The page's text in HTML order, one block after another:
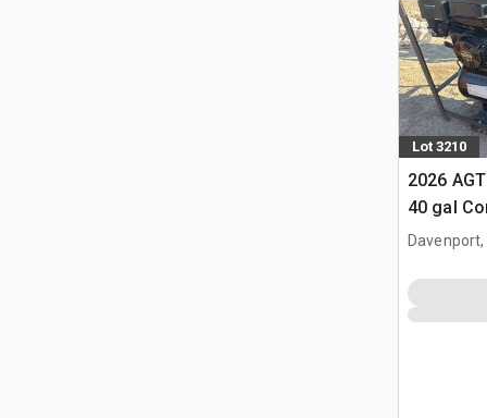
Lot 3210
2026
40 gal
(Unused)
Davenport,